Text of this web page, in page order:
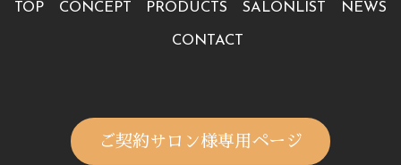
TOP CONCEPT PRODUCTS SALONLIST NEWS
CONTACT
ご契約サロン様専用ページ